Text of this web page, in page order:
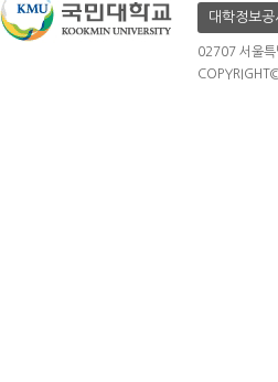
대학정보공
02707 서울